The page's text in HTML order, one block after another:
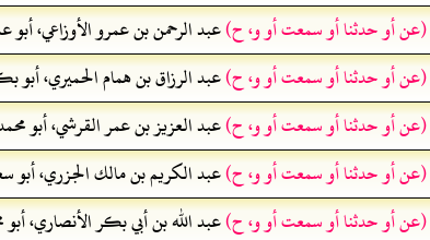
(عن أو حدثنا أو سمعت أو و، ح)عبد الرحمن بن عمرو الأوزاعي، أبو
(عن أو حدثنا أو سمعت أو و، ح)عبد الرزاق بن همام الحميري، أبو
(عن أو حدثنا أو سمعت أو و، ح)عبد العزيز بن عمر القرشي، أبو
(عن أو حدثنا أو سمعت أو و، ح)عبد الكريم بن مالك الجزري، أبو
(عن أو حدثنا أو سمعت أو و، ح)عبد الله بن أبي بكر الأنصاري، أبو